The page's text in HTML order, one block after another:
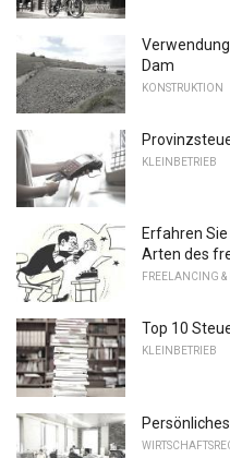
Dam
KONSTRUKTION
KLEINBETRIEB
Erfahren
Arten des
FREELANCING &
Top 10
KLEINBETRIEB